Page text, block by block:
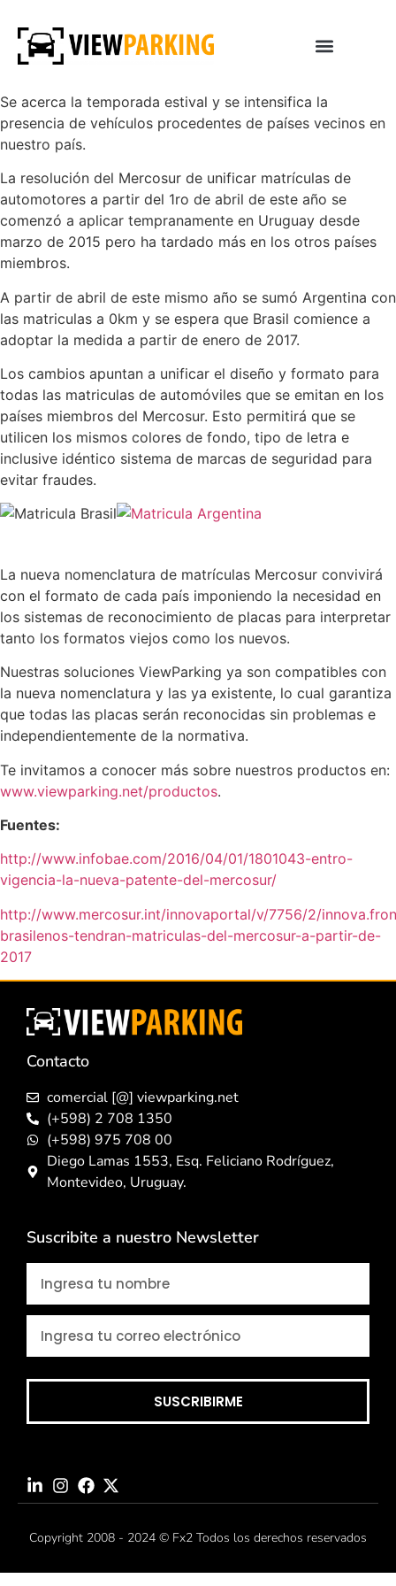
Se acerca la temporada estival y se intensifica la
presencia de vehículos procedentes de países vecinos en
nuestro país.
La resolución del Mercosur de unificar matrículas de
automotores a partir del 1ro de abril de este año se
comenzó a aplicar tempranamente en Uruguay desde
marzo de 2015 pero ha tardado más en los otros países
miembros.
A partir de abril de este mismo año se sumó Argentina con
las matriculas a 0km y se espera que Brasil comience a
adoptar la medida a partir de enero de 2017.
Los cambios apuntan a unificar el diseño y formato para
todas las matriculas de automóviles que se emitan en los
países miembros del Mercosur. Esto permitirá que se
utilicen los mismos colores de fondo, tipo de letra e
inclusive idéntico sistema de marcas de seguridad para
evitar fraudes.
La nueva nomenclatura de matrículas Mercosur convivirá
con el formato de cada país imponiendo la necesidad en
los sistemas de reconocimiento de placas para interpretar
tanto los formatos viejos como los nuevos.
Nuestras soluciones ViewParking ya son compatibles con
la nueva nomenclatura y las ya existente, lo cual garantiza
que todas las placas serán reconocidas sin problemas e
independientemente de la normativa.
Te invitamos a conocer más sobre nuestros productos en:
www.viewparking.net/productos.
Fuentes:
http://www.infobae.com/2016/04/01/1801043-entro-
vigencia-la-nueva-patente-del-mercosur/
http://www.mercosur.int/innovaportal/v/7756/2/
brasilenos-tendran-matriculas-del-mercosur-a-partir-de-
2017
Contacto
comercial [@] viewparking.net
(+598) 2 708 1350
(+598) 975 708 00
Diego Lamas 1553, Esq. Feliciano Rodríguez,
Montevideo, Uruguay.
Suscribite a nuestro Newsletter
SUSCRIBIRME
Copyright 2008 - 2024 © Fx2 Todos los derechos reservados